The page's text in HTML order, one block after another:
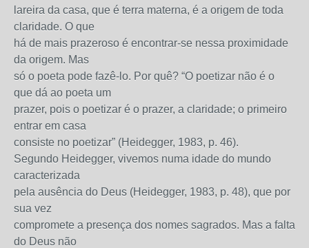
lareira da casa, que é terra materna, é a origem de toda
claridade. O que
há de mais prazeroso é encontrar-se nessa proximidade
da origem. Mas
só o poeta pode fazê-lo. Por quê? “O poetizar não é o
que dá ao poeta um
prazer, pois o poetizar é o prazer, a claridade; o primeiro
entrar em casa
consiste no poetizar” (Heidegger, 1983, p. 46).
Segundo Heidegger, vivemos numa idade do mundo
caracterizada
pela ausência do Deus (Heidegger, 1983, p. 48), que por
sua vez
compromete a presença dos nomes sagrados. Mas a falta
do Deus não